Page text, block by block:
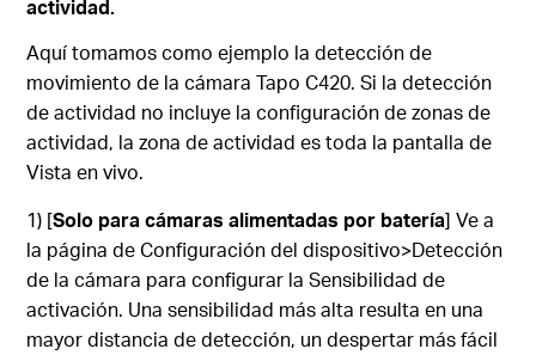
actividad.
Aquí tomamos como ejemplo la detección de
movimiento de la cámara Tapo C420. Si la detección
de actividad no incluye la configuración de zonas de
actividad, la zona de actividad es toda la pantalla de
Vista en vivo.
1) [Solo para cámaras alimentadas por batería] Ve a
la página de Configuración del dispositivo>Detección
de la cámara para configurar la Sensibilidad de
activación. Una sensibilidad más alta resulta en una
mayor distancia de detección, un despertar más fácil